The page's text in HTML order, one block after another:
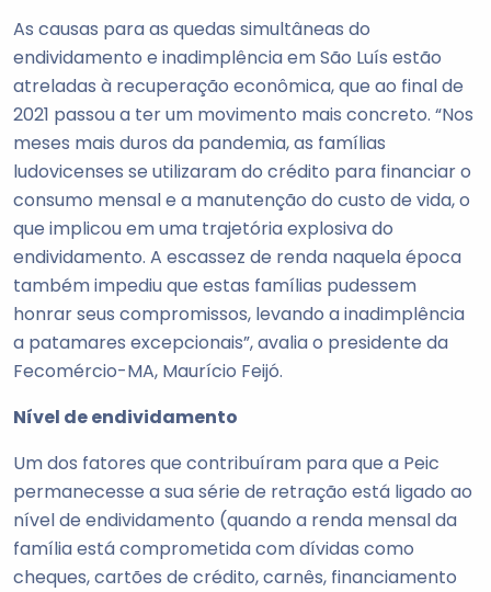
As causas para as quedas simultâneas do
endividamento e inadimplência em São Luís estão
atreladas à recuperação econômica, que ao final de
2021 passou a ter um movimento mais concreto. “Nos
meses mais duros da pandemia, as famílias
ludovicenses se utilizaram do crédito para financiar o
consumo mensal e a manutenção do custo de vida, o
que implicou em uma trajetória explosiva do
endividamento. A escassez de renda naquela época
também impediu que estas famílias pudessem
honrar seus compromissos, levando a inadimplência
a patamares excepcionais”, avalia o presidente da
Fecomércio-MA, Maurício Feijó.
Nível de endividamento
Um dos fatores que contribuíram para que a Peic
permanecesse a sua série de retração está ligado ao
nível de endividamento (quando a renda mensal da
família está comprometida com dívidas como
cheques, cartões de crédito, carnês, financiamento